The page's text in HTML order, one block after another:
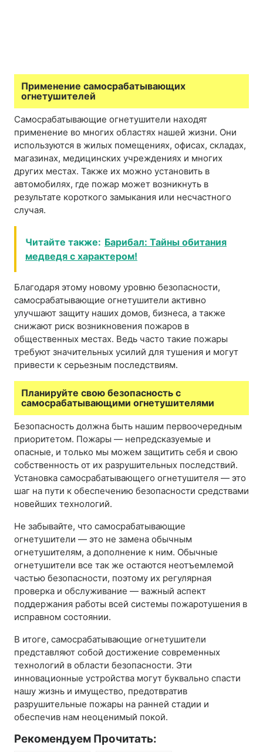
Применение самосрабатывающих
огнетушителей
Самосрабатывающие огнетушители находят
применение во многих областях нашей жизни. Они
используются в жилых помещениях, офисах, складах,
магазинах, медицинских учреждениях и многих
других местах. Также их можно установить в
автомобилях, где пожар может возникнуть в
результате короткого замыкания или несчастного
случая.
Читайте также: Барибал: Тайны обитания
медведя с характером!
Благодаря этому новому уровню безопасности,
самосрабатывающие огнетушители активно
улучшают защиту наших домов, бизнеса, а также
снижают риск возникновения пожаров в
общественных местах. Ведь часто такие пожары
требуют значительных усилий для тушения и могут
привести к серьезным последствиям.
Планируйте свою безопасность с
самосрабатывающими огнетушителями
Безопасность должна быть нашим первоочередным
приоритетом. Пожары — непредсказуемые и
опасные, и только мы можем защитить себя и свою
собственность от их разрушительных последствий.
Установка самосрабатывающего огнетушителя — это
шаг на пути к обеспечению безопасности средствами
новейших технологий.
Не забывайте, что самосрабатывающие
огнетушители — это не замена обычным
огнетушителям, а дополнение к ним. Обычные
огнетушители все так же остаются неотъемлемой
частью безопасности, поэтому их регулярная
проверка и обслуживание — важный аспект
поддержания работы всей системы пожаротушения в
исправном состоянии.
В итоге, самосрабатывающие огнетушители
представляют собой достижение современных
технологий в области безопасности. Эти
инновационные устройства могут буквально спасти
нашу жизнь и имущество, предотвратив
разрушительные пожары на ранней стадии и
обеспечив нам неоценимый покой.
Рекомендуем Прочитать: